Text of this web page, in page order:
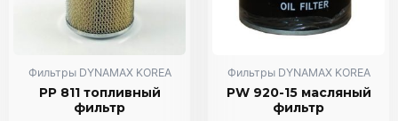
Фильтры DYNAMAX KOREA
PP 811 топливный
фильтр
Фильтры DYNAMAX KOREA
PW 920-15 масляный
фильтр